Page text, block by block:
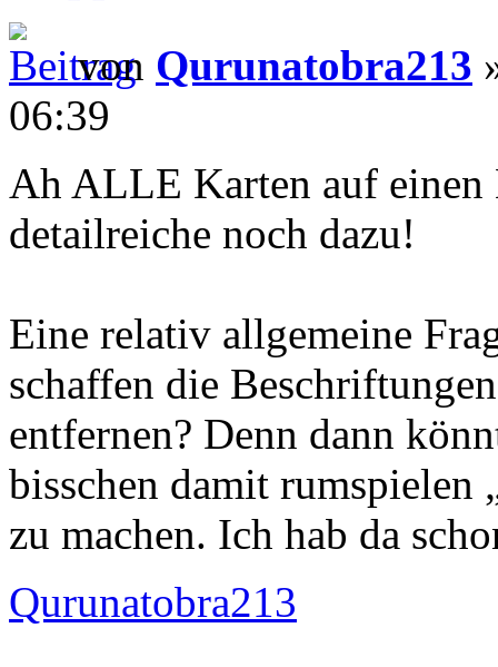
von Qurunatobra213
06:39
Ah ALLE Karten auf einen
detailreiche noch dazu!
Eine relativ allgemeine
schaffen die
entfernen? Denn dann
bisschen damit rumspielen
zu machen. Ich hab da
Qurunatobra213